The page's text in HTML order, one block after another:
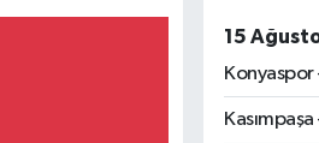
15
Konyaspor